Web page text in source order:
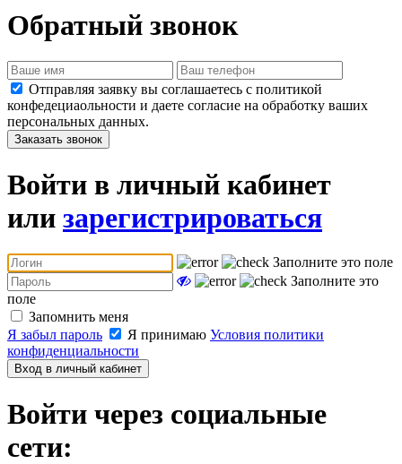
Обратный звонок
Отправляя заявку вы соглашаетесь с политикой
конфедециаольности и даете согласие на обработку ваших
персональных данных.
Заказать звонок
Войти в личный кабинет
или зарегистрироваться
Заполните это поле
Заполните это
поле
Запомнить меня
Я забыл пароль
Я принимаю Условия политики
конфиденциальности
Вход в личный кабинет
Войти через социальные
сети: